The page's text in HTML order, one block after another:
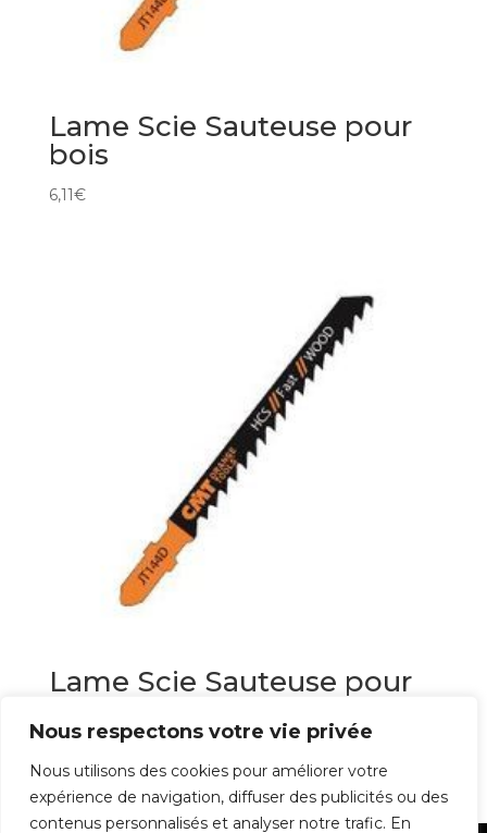
Nous respectons votre vie privée
Nous utilisons des cookies pour améliorer votre
expérience de navigation, diffuser des publicités ou des
contenus personnalisés et analyser notre trafic. En
Lame Scie Sauteuse pour
bois
6,11€
Lame Scie Sauteuse pour